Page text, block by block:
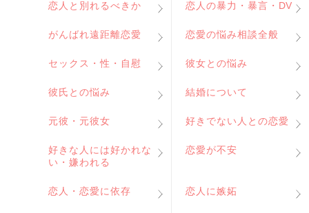
恋人と別れるべきか 恋人の暴力・暴言・DV
がんばれ遠距離恋愛 恋愛の悩み相談全般
セックス・性・自慰 彼女との悩み
彼氏との悩み 結婚について
元彼・元彼女 好きでない人との恋愛
好きな人には好かれな
い・嫌われる
恋愛が不安
恋人・恋愛に依存 恋人に嫉妬